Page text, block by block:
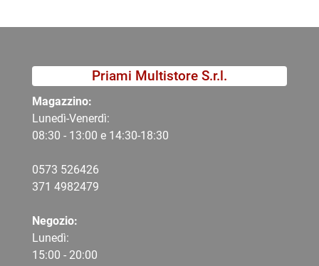
Priami Multistore S.r.l.
Magazzino:
Lunedì-Venerdì:
08:30 - 13:00 e 14:30-18:30
0573 526426
371 4982479
Negozio:
Lunedì:
15:00 - 20:00